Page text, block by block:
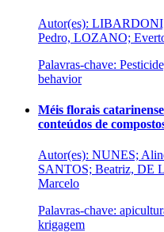
Autor(es):
Pedro, LOZANO;
Palavras-chave:
behavior
Méis florais
conteúdos de
Autor(es): NUNES;
SANTOS; Beatriz, DE
Marcelo
Palavras-chave:
krigagem